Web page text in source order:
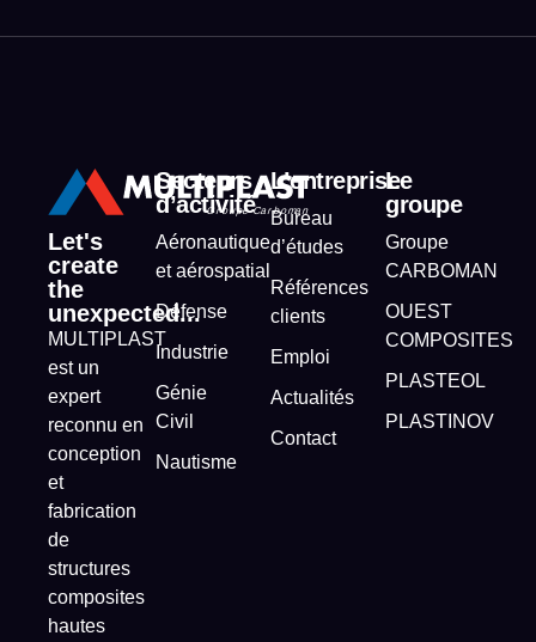
Let's
create
the
unexpected...
MULTIPLAST
est un
expert
reconnu en
conception
et
fabrication
de
structures
composites
hautes
Secteurs
d’activité
Aéronautique
et aérospatial
Défense
Industrie
Génie
Civil
Nautisme
L’entreprise
Bureau
d’études
Références
clients
Emploi
Actualités
Contact
Le
groupe
Groupe
CARBOMAN
OUEST
COMPOSITES
PLASTEOL
PLASTINOV